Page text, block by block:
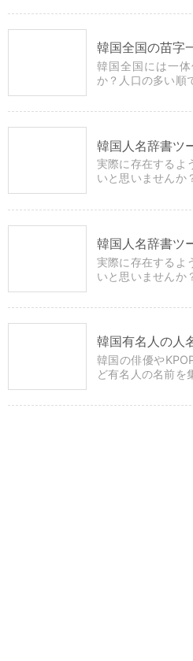
韓国全国の苗字
韓国全国には一
か？人口の多い順
す。
韓国人名辞書ツ
実際に存在するよ
いと思いませんか
韓国人名辞書ツ
実際に存在するよ
いと思いませんか
つくることができ
韓国有名人の人
韓国の俳優や
ど有名人の名前を
す。